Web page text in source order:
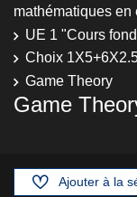
mathématiques
UE 1 "Cours
Choix
Game Theory
Game
Ajouter à la